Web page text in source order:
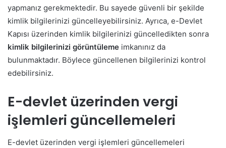
yapmanız gerekmektedir. Bu sayede güvenli bir şekilde
kimlik bilgilerinizi güncelleyebilirsiniz. Ayrıca, e-Devlet
Kapısı üzerinden kimlik bilgilerinizi güncelledikten sonra
kimlik bilgilerinizi görüntüleme imkanınız da
bulunmaktadır. Böylece güncellenen bilgilerinizi kontrol
edebilirsiniz.
E-devlet üzerinden vergi
işlemleri güncellemeleri
E-devlet üzerinden vergi işlemleri güncellemeleri